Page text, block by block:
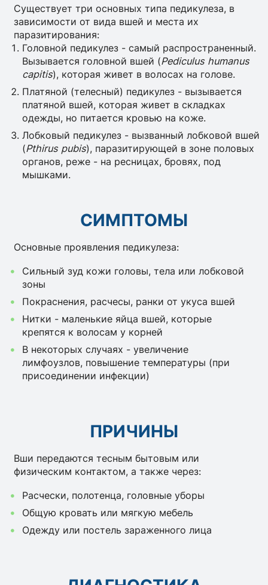
Существует три основных типа педикулеза, в
зависимости от вида вшей и места их
паразитирования:
Головной педикулез - самый распространенный.
Вызывается головной вшей (Pediculus humanus
capitis), которая живет в волосах на голове.
Платяной (телесный) педикулез - вызывается
платяной вшей, которая живет в складках
одежды, но питается кровью на коже.
Лобковый педикулез - вызванный лобковой вшей
(Pthirus pubis), паразитирующей в зоне половых
органов, реже - на ресницах, бровях, под
мышками.
СИМПТОМЫ
Основные проявления педикулеза:
Сильный зуд кожи головы, тела или лобковой
зоны
Покраснения, расчесы, ранки от укуса вшей
Нитки - маленькие яйца вшей, которые
крепятся к волосам у корней
В некоторых случаях - увеличение
лимфоузлов, повышение температуры (при
присоединении инфекции)
ПРИЧИНЫ
Вши передаются тесным бытовым или
физическим контактом, а также через:
Расчески, полотенца, головные уборы
Общую кровать или мягкую мебель
Одежду или постель зараженного лица